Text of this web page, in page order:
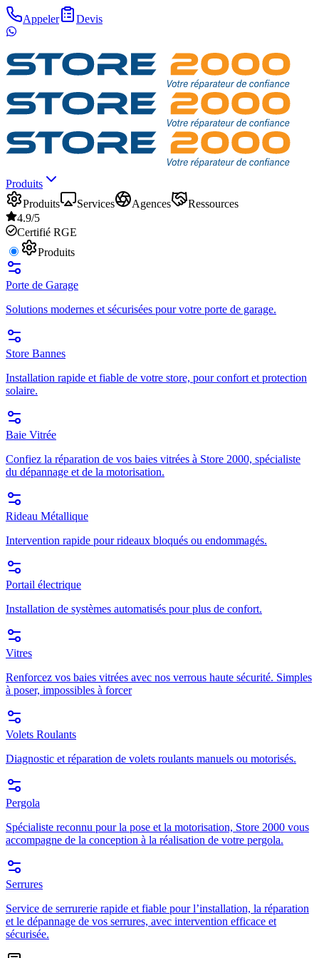
Appeler Devis
Produits
Produits
Services Agences
Ressources
4.9/5
Certifié RGE
Produits
Porte de Garage
Solutions modernes et sécurisées pour votre porte de garage.
Store Bannes
Installation rapide et fiable de votre store, pour confort et protection
solaire.
Baie Vitrée
Confiez la réparation de vos baies vitrées à Store 2000, spécialiste
du dépannage et de la motorisation.
Rideau Métallique
Intervention rapide pour rideaux bloqués ou endommagés.
Portail électrique
Installation de systèmes automatisés pour plus de confort.
Vitres
Renforcez vos baies vitrées avec nos verrous haute sécurité. Simples
à poser, impossibles à forcer
Volets Roulants
Diagnostic et réparation de volets roulants manuels ou motorisés.
Pergola
Spécialiste reconnu pour la pose et la motorisation, Store 2000 vous
accompagne de la conception à la réalisation de votre pergola.
Serrures
Service de serrurerie rapide et fiable pour l’installation, la réparation
et le dépannage de vos serrures, avec intervention efficace et
sécurisée.